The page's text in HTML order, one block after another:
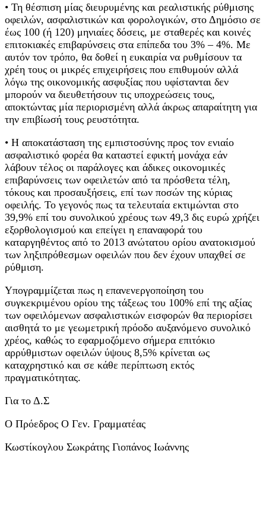
• Τη θέσπιση μίας διευρυμένης και ρεαλιστικής ρύθμισης
οφειλών, ασφαλιστικών και φορολογικών, στο Δημόσιο σε
έως 100 (ή 120) μηνιαίες δόσεις, με σταθερές και κοινές
επιτοκιακές επιβαρύνσεις στα επίπεδα του 3% – 4%. Με
αυτόν τον τρόπο, θα δοθεί η ευκαιρία να ρυθμίσουν τα
χρέη τους οι μικρές επιχειρήσεις που επιθυμούν αλλά
λόγω της οικονομικής ασφυξίας που υφίστανται δεν
μπορούν να διευθετήσουν τις υποχρεώσεις τους,
αποκτώντας μία περιορισμένη αλλά άκρως απαραίτητη για
την επιβίωσή τους ρευστότητα.
• Η αποκατάσταση της εμπιστοσύνης προς τον ενιαίο
ασφαλιστικό φορέα θα καταστεί εφικτή μονάχα εάν
λάβουν τέλος οι παράλογες και άδικες οικονομικές
επιβαρύνσεις των οφειλετών από τα πρόσθετα τέλη,
τόκους και προσαυξήσεις, επί των ποσών της κύριας
οφειλής. Το γεγονός πως τα τελευταία εκτιμώνται στο
39,9% επί του συνολικού χρέους των 49,3 δις ευρώ χρήζει
εξορθολογισμού και επείγει η επαναφορά του
καταργηθέντος από το 2013 ανώτατου ορίου ανατοκισμού
των ληξιπρόθεσμων οφειλών που δεν έχουν υπαχθεί σε
ρύθμιση.
Υπογραμμίζεται πως η επανενεργοποίηση του
συγκεκριμένου ορίου της τάξεως του 100% επί της αξίας
των οφειλόμενων ασφαλιστικών εισφορών θα περιορίσει
αισθητά το με γεωμετρική πρόοδο αυξανόμενο συνολικό
χρέος, καθώς το εφαρμοζόμενο σήμερα επιτόκιο
αρρύθμιστων οφειλών ύψους 8,5% κρίνεται ως
καταχρηστικό και σε κάθε περίπτωση εκτός
πραγματικότητας.
Για το Δ.Σ
Ο Πρόεδρος Ο Γεν. Γραμματέας
Κωστίκογλου Σωκράτης Γιοπάνος Ιωάννης